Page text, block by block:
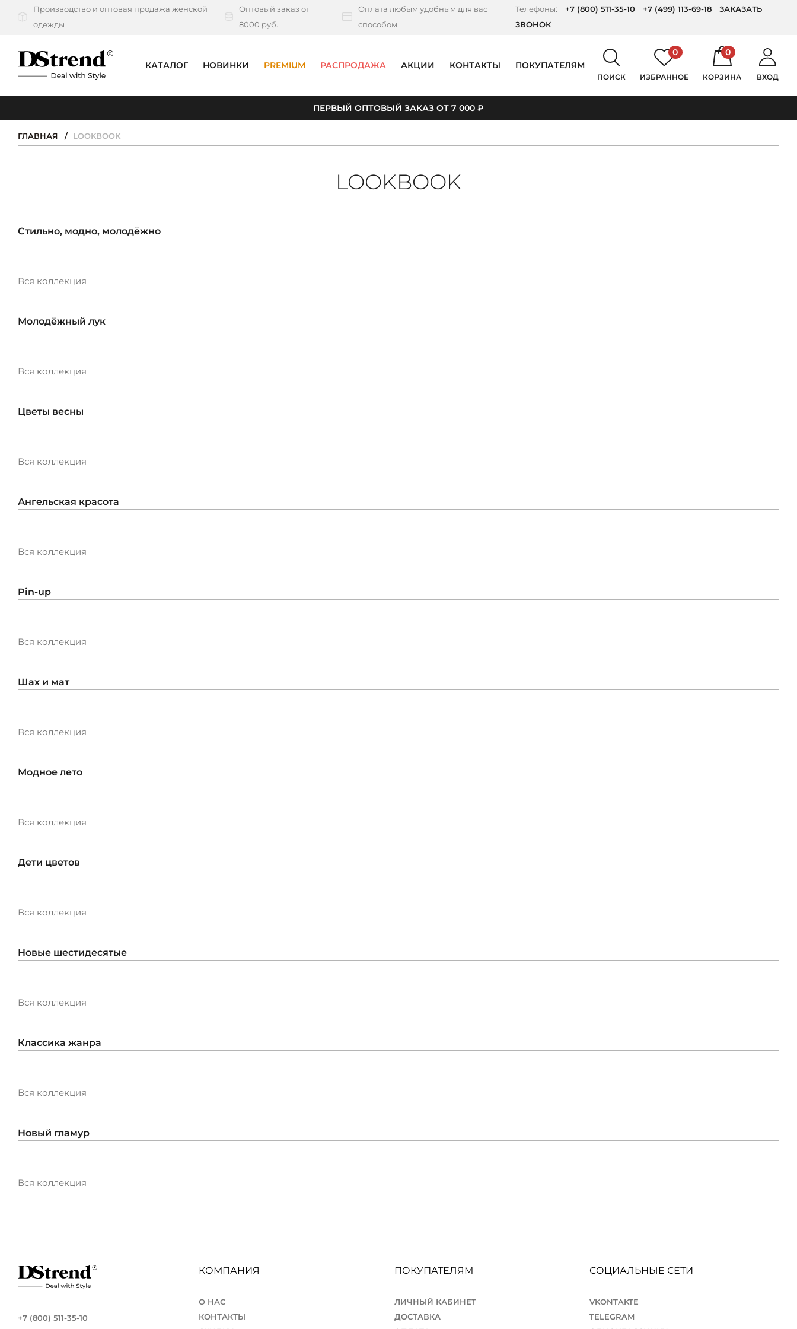
Производство и оптовая продажа женской
одежды
Оптовый заказ от
8000 руб.
Оплата любым удобным для вас
способом
Телефоны: +7 (800) 511-35-10 +7 (499) 113-69-18
ЗАКАЗАТЬ
ЗВОНОК
КАТАЛОГ НОВИНКИ PREMIUM РАСПРОДАЖА АКЦИИ КОНТАКТЫ ПОКУПАТЕЛЯМ
ПОИСК
0
ИЗБРАННОЕ
0
КОРЗИНА ВХОД
ПЕРВЫЙ ОПТОВЫЙ ЗАКАЗ ОТ 7 000 ₽
КАТАЛОГ
НОВИНКИ
АКЦИИ
СКИДКИ
ДОСТАВКА
ЗАКАЗАТЬ ЗВОНОК
ГЛАВНАЯ LOOKBOOK
LOOKBOOK
Стильно, модно, молодёжно
Вся коллекция
Молодёжный лук
Вся коллекция
Цветы весны
Вся коллекция
Ангельская красота
Вся коллекция
Pin-up
Вся коллекция
Шах и мат
Вся коллекция
Модное лето
Вся коллекция
Дети цветов
Вся коллекция
Новые шестидесятые
Вся коллекция
Классика жанра
Вся коллекция
Новый гламур
Вся коллекция
+7 (800) 511-35-10
КОМПАНИЯ
О НАС
КОНТАКТЫ
ПОКУПАТЕЛЯМ
ЛИЧНЫЙ КАБИНЕТ
ДОСТАВКА
СОЦИАЛЬНЫЕ СЕТИ
VKONTAKTE
TELEGRAM